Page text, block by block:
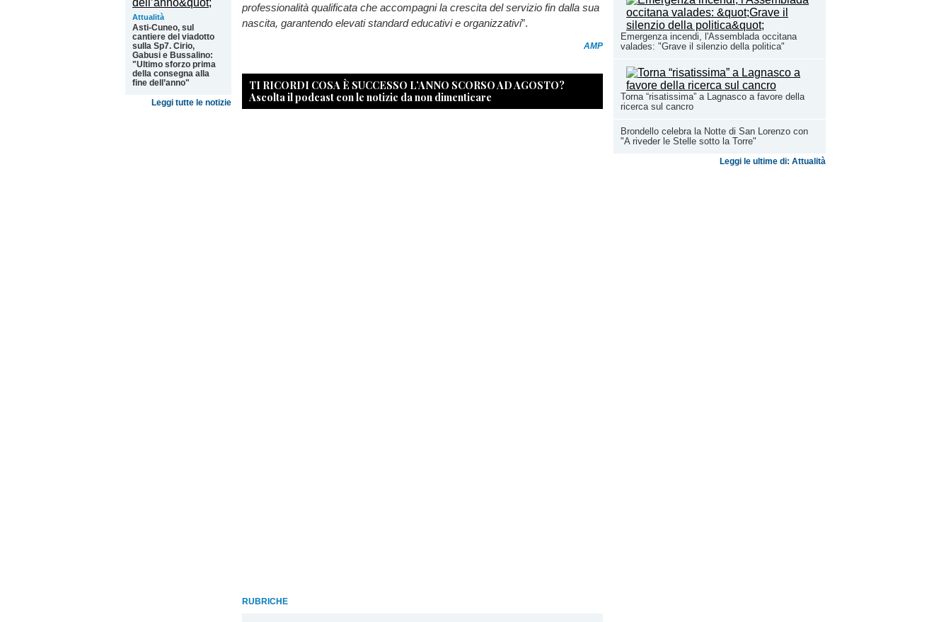
Emergenza incendi, l'Assemblada occitana
valades: "Grave il silenzio della politica"
Torna “risatissima” a Lagnasco a favore della
ricerca sul cancro
Brondello celebra la Notte di San Lorenzo con
"A riveder le Stelle sotto la Torre"
Leggi le ultime di: Attualità
Attualità
Asti-Cuneo, sul
cantiere del viadotto
sulla Sp7. Cirio,
Gabusi e Bussalino:
"Ultimo sforzo prima
della consegna alla
fine dell’anno"
Leggi tutte le notizie
professionalità qualificata che accompagni la crescita del servizio fin dalla sua
nascita, garantendo elevati standard educativi e organizzativi”.
AMP
TI RICORDI COSA È SUCCESSO L’ANNO SCORSO AD AGOSTO?
Ascolta il podcast con le notizie da non dimenticare
RUBRICHE